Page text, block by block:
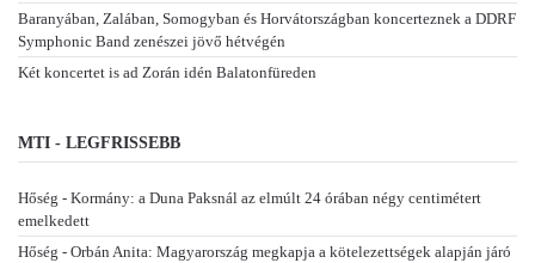
Baranyában, Zalában, Somogyban és Horvátországban koncerteznek a DDRF
Symphonic Band zenészei jövő hétvégén
Két koncertet is ad Zorán idén Balatonfüreden
MTI - LEGFRISSEBB
Hőség - Kormány: a Duna Paksnál az elmúlt 24 órában négy centimétert
emelkedett
Hőség - Orbán Anita: Magyarország megkapja a kötelezettségek alapján járó